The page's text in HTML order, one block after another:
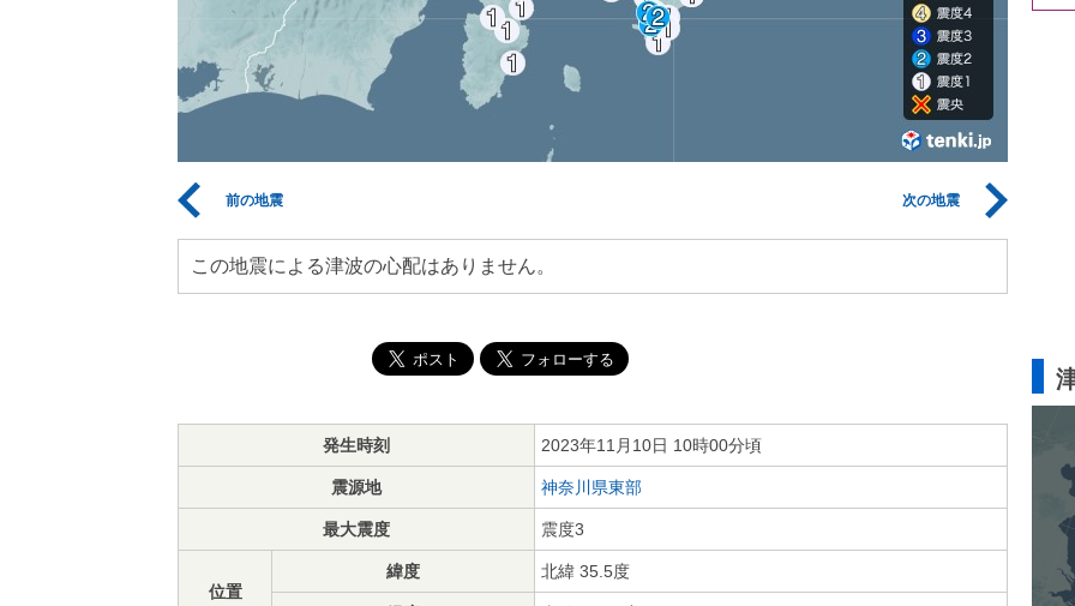
前の地震 次の地震
この地震による津波の心配はありません。
発生時刻 2023年11月10日 10時00分頃
震源地 神奈川県東部
最大震度 震度3
位置
緯度 北緯 35.5度